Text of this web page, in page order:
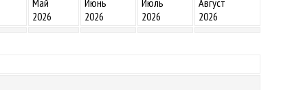
Май
2026
Июнь
2026
Июль
2026
Август
2026